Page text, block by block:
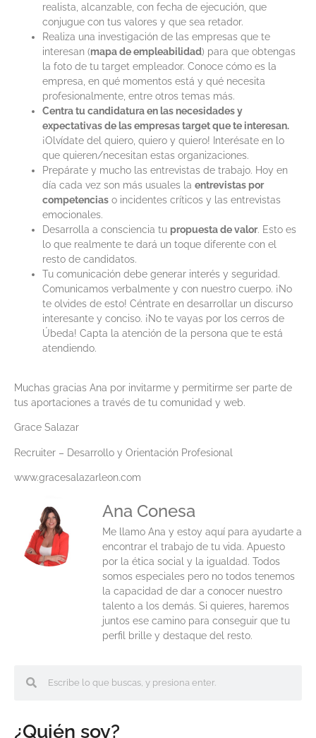
realista, alcanzable, con fecha de ejecución, que
conjugue con tus valores y que sea retador.
Realiza una investigación de las empresas que te
interesan (mapa de empleabilidad) para que obtengas
la foto de tu target empleador. Conoce cómo es la
empresa, en qué momentos está y qué necesita
profesionalmente, entre otros temas más.
Centra tu candidatura en las necesidades y
expectativas de las empresas target que te interesan.
¡Olvídate del quiero, quiero y quiero! Interésate en lo
que quieren/necesitan estas organizaciones.
Prepárate y mucho las entrevistas de trabajo. Hoy en
día cada vez son más usuales la entrevistas por
competencias o incidentes críticos y las entrevistas
emocionales.
Desarrolla a consciencia tu propuesta de valor. Esto es
lo que realmente te dará un toque diferente con el
resto de candidatos.
Tu comunicación debe generar interés y seguridad.
Comunicamos verbalmente y con nuestro cuerpo. ¡No
te olvides de esto! Céntrate en desarrollar un discurso
interesante y conciso. ¡No te vayas por los cerros de
Úbeda! Capta la atención de la persona que te está
atendiendo.
Muchas gracias Ana por invitarme y permitirme ser parte de
tus aportaciones a través de tu comunidad y web.
Grace Salazar
Recruiter – Desarrollo y Orientación Profesional
www.gracesalazarleon.com
Ana Conesa
Me llamo Ana y estoy aquí para ayudarte a
encontrar el trabajo de tu vida. Apuesto
por la ética social y la igualdad. Todos
somos especiales pero no todos tenemos
la capacidad de dar a conocer nuestro
talento a los demás. Si quieres, haremos
juntos ese camino para conseguir que tu
perfil brille y destaque del resto.
¿Quién soy?